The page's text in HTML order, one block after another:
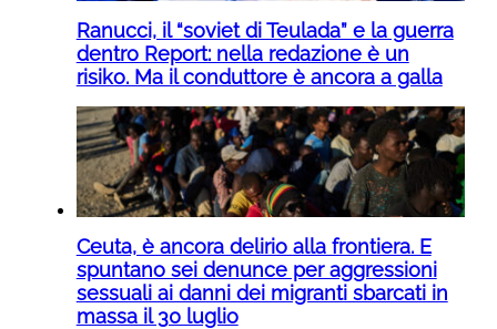
Ranucci, il “soviet di Teulada” e la guerra
dentro Report: nella redazione è un
risiko. Ma il conduttore è ancora a galla
Ceuta, è ancora delirio alla frontiera. E
spuntano sei denunce per aggressioni
sessuali ai danni dei migranti sbarcati in
massa il 30 luglio